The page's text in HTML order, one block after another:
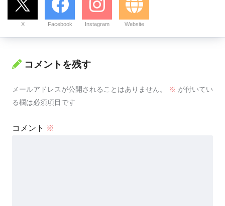
X Facebook Instagram Website
コメントを残す
メールアドレスが公開されることはありません。 ※ が付いてい
る欄は必須項目です
コメント ※